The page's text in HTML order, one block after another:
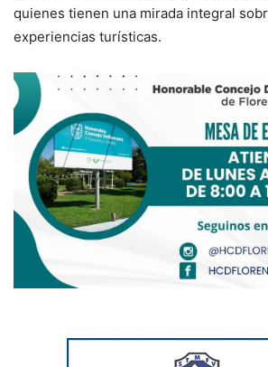
quienes tienen una mirada integral
experiencias turísticas.